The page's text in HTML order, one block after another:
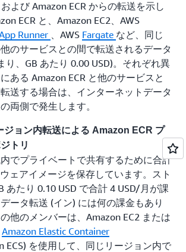
よび Amazon ECR からの転送を示し
ECR と、Amazon EC2、AWS
Runner 、AWS Fargate など、同じ
のサービスとの間で転送されるデータ
り、GB あたり 0.00 USD)。それぞれ異
ある Amazon ECR と他のサービスと
送する場合は、インターネットデータ
両側で発生します。
ジョン内転送による Amazon ECR プ
トリ
でプライベートで共有するために合計
ェアイメージを保存しています。スト
あたり 0.10 USD で合計 4 USD/月が課
ータ転送 (イン) には何の課金もあり
他のメンバーは、Amazon EC2 または
Amazon Elastic Container
ECS) を使用して、同じリージョン内で